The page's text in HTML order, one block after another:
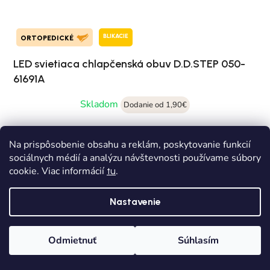
Na prispôsobenie obsahu a reklám, poskytovanie funkcií
sociálnych médií a analýzu návštevnosti používame súbory
cookie. Viac informácií tu.
Nastavenie
Odmietnuť Súhlasím
ORTOPEDICKÉ BLIKACIE
LED svietiaca chlapčenská obuv D.D.STEP 050-
61691A
Skladom
Dodanie od 1,90€
26 29 30